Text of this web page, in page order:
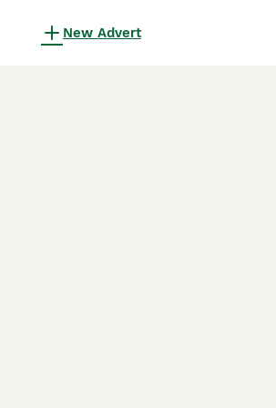
New Advert